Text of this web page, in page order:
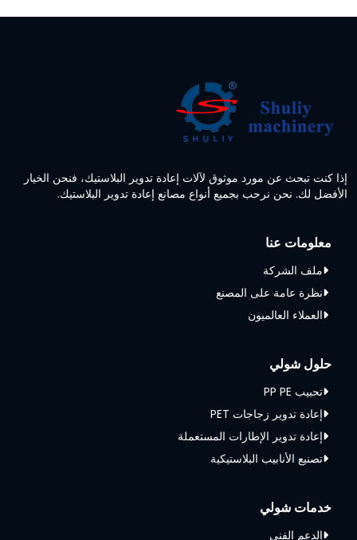
إذا كنت تبحث عن مورد موثوق لآلات إعادة تدوير البلاستيك، فنحن الخيار
الأفضل لك. نحن نرحب بجميع أنواع مصانع إعادة تدوير البلاستيك.
معلومات عنا
ملف الشركة
نظرة عامة على المصنع
العملاء العالميون
حلول شولي
تحبيب PP PE
إعادة تدوير زجاجات PET
إعادة تدوير الإطارات المستعملة
تصنيع الأنابيب البلاستيكية
خدمات شولي
الدعم الفني